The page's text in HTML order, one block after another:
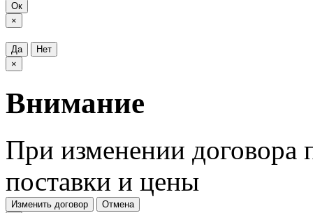
Ок
×
Да
Нет
×
Внимание
При изменении договора
поставки и цены
Изменить договор
Отмена